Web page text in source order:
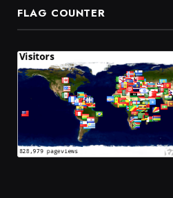
FLAG COUNTER